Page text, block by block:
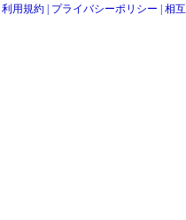
利用規約 プライバシーポリシー 相